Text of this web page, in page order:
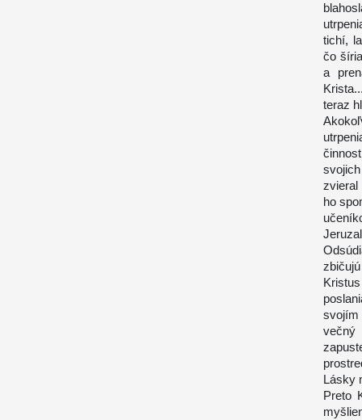
tichí,
čo
a
teraz
zvieral
ho
svojím
večný
Lásky
Preto